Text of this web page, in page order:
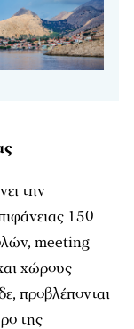
την
150
meeting
χώρους
προβλέπονται
της